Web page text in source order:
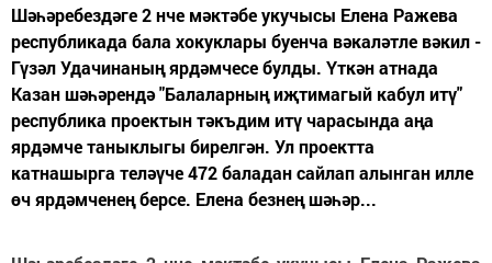
Шәһәребездәге 2 нче мәктәбе укучысы Елена Ражева
республикада бала хокуклары буенча вәкаләтле вәкил -
Гүзәл Удачинаның ярдәмчесе булды. Үткән атнада
Казан шәһәрендә "Балаларның иҗтимагый кабул итү"
республика проектын тәкъдим итү чарасында аңа
ярдәмче таныклыгы бирелгән. Ул проектта
катнашырга теләүче 472 баладан сайлап алынган илле
өч ярдәмченең берсе. Елена безнең шәһәр...